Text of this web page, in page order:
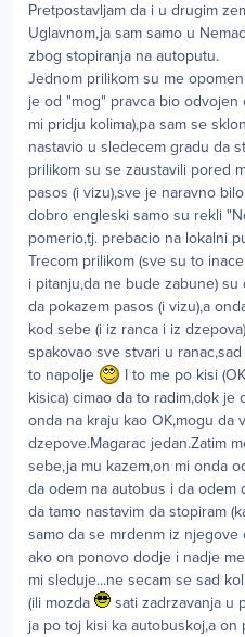
Pretpostavljam da i u drugim
Uglavnom,ja sam samo u
zbog stopiranja na autoputu.
Jednom prilikom su me
je od "mog" pravca bio
mi pridju kolima),pa sam se
nastavio u sledecem gradu da
prilikom su se zaustavili pored
pasos (i vizu),sve je naravno
dobro engleski samo su rekli
pomerio,tj. prebacio na lokalni
Trecom prilikom (sve su to
i pitanju,da ne bude zabune)
da pokazem pasos (i vizu),a
kod sebe (i iz ranca i iz
spakovao sve stvari u
to napolje
I to me po kisi
kisica) cimao da to radim,dok je
onda na kraju kao OK,mogu da
dzepove.Magarac jedan.Zatim
sebe,ja mu kazem,on mi onda
da odem na autobus i da odem
da tamo nastavim da stopiram
samo da se mrdenm iz
ako on ponovo dodje i nadje
mi sleduje...ne secam se sad
(ili mozda
sati zadrzavanja u
ja po toj kisi ka autobuskoj,a